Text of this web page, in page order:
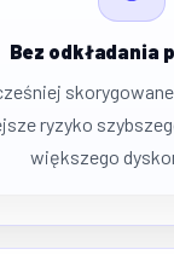
Bez odkładania
ryzyko
większego